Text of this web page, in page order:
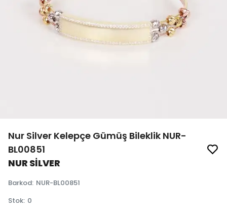
Nur Silver Kelepçe Gümüş Bileklik NUR-
BL00851
NUR SİLVER
Barkod: NUR-BL00851
Stok: 0